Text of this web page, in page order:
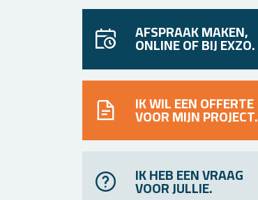
AFSPRAAK MAKEN,
ONLINE OF BIJ EXZO.
IK WIL EEN OFFERTE
VOOR MIJN PROJECT.
IK HEB EEN VRAAG
VOOR JULLIE.